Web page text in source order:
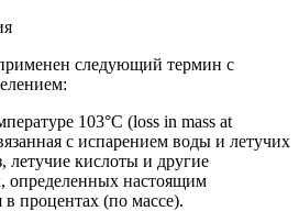
следующий термин с
103°С (loss in mass at
с испарением воды и летучих
летучие кислоты и другие
определенных настоящим
процентах (по массе).